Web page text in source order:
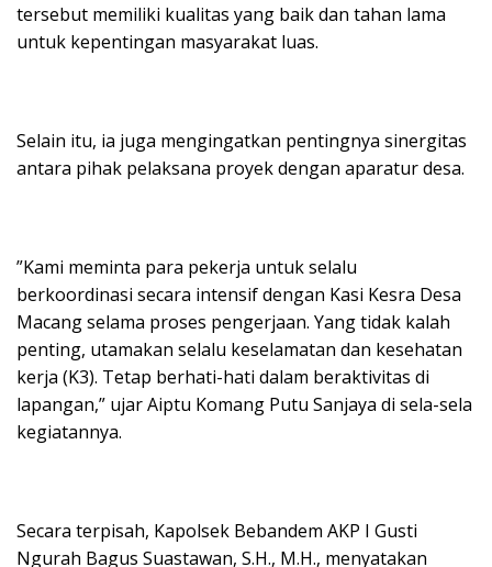
tersebut memiliki kualitas yang baik dan tahan lama
untuk kepentingan masyarakat luas.
​Selain itu, ia juga mengingatkan pentingnya sinergitas
antara pihak pelaksana proyek dengan aparatur desa.
​”Kami meminta para pekerja untuk selalu
berkoordinasi secara intensif dengan Kasi Kesra Desa
Macang selama proses pengerjaan. Yang tidak kalah
penting, utamakan selalu keselamatan dan kesehatan
kerja (K3). Tetap berhati-hati dalam beraktivitas di
lapangan,” ujar Aiptu Komang Putu Sanjaya di sela-sela
kegiatannya.
​Secara terpisah, Kapolsek Bebandem AKP I Gusti
Ngurah Bagus Suastawan, S.H., M.H., menyatakan